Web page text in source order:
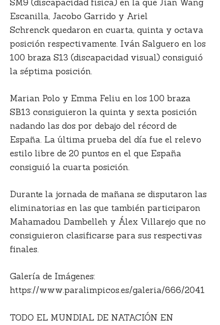
SM9 (discapacidad física) en la que Jian Wang
Escanilla, Jacobo Garrido y Ariel
Schrenck quedaron en cuarta, quinta y octava
posición respectivamente. Iván Salguero en los
100 braza S13 (discapacidad visual) consiguió
la séptima posición.
Marian Polo y Emma Feliu en los 100 braza
SB13 consiguieron la quinta y sexta posición
nadando las dos por debajo del récord de
España. La última prueba del día fue el relevo
estilo libre de 20 puntos en el que España
consiguió la cuarta posición.
Durante la jornada de mañana se disputaron las
eliminatorias en las que también participaron
Mahamadou Dambelleh y Álex Villarejo que no
consiguieron clasificarse para sus respectivas
finales.
Galería de Imágenes:
https://www.paralimpicos.es/galeria/666/2041
TODO EL MUNDIAL DE NATACIÓN EN